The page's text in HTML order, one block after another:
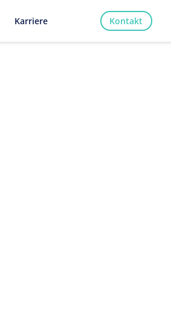
Karriere Kontakt